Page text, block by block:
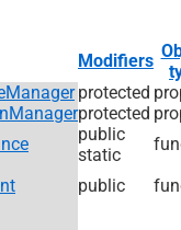
Modifiers
protected
protected
public
static
public